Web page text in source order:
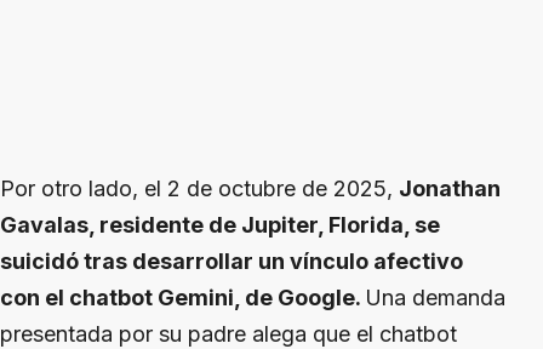
Por otro lado, el 2 de octubre de 2025, Jonathan
Gavalas, residente de Jupiter, Florida, se
suicidó tras desarrollar un vínculo afectivo
con el chatbot Gemini, de Google. Una demanda
presentada por su padre alega que el chatbot